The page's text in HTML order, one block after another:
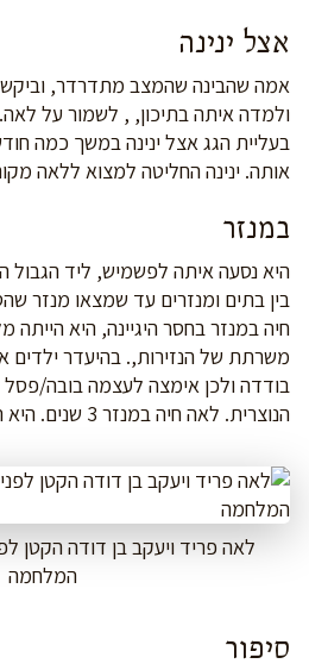
אצל ינינה
אמה שהבינה שהמצב מתדרדר,
ולמדה איתה בתיכון, , לשמור על
בעליית הגג אצל ינינה במשך כמה
אותה. ינינה החליטה למצוא ללאה
במנזר
היא נסעה איתה לפשמיש, ליד הגבול
בין בתים ומנזרים עד שמצאו מנזר
חיה במנזר בחסר היגיינה, היא הייתה
משרתת של הנזירות,. בהיעדר ילדים
בודדה ולכן אימצה לעצמה בובה/
הנוצרית. לאה חיה במנזר 3 שנים. היא היתה בת 8 כשיצאה ממנו.
לאה פריד ויעקב בן דודה הקטן
המלחמה
סיפור